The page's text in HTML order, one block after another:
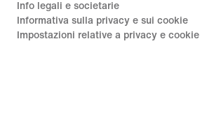
Info legali e societarie
Informativa sulla privacy e sui cookie
Impostazioni relative a privacy e cookie